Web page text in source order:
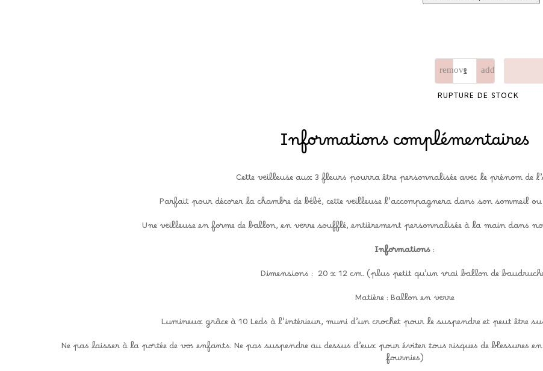
RUPTURE DE STOCK
Informations complémentaires
Cette veilleuse aux 3 fleurs pourra être personnalisée avec le prénom de
Parfait pour décorer la chambre de bébé, cette veilleuse l’accompagnera dans son sommeil ou
Une veilleuse en forme de ballon, en verre soufflé, entièrement personnalisée à la main dans
Informations:
Dimensions : 20 x 12 cm. (plus petit qu’un vrai ballon de
Matière : Ballon en verre
Lumineux grâce à 10 Leds à l’intérieur, muni d’un crochet pour le suspendre et peut être
Ne pas laisser à la portée de vos enfants. Ne pas suspendre au dessus d’eux pour éviter tous risques de blessures
fournies)